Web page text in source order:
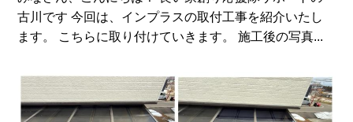
古川です 今回は、インプラスの取付工事を紹介いたし
ます。 こちらに取り付けていきます。 施工後の写真...